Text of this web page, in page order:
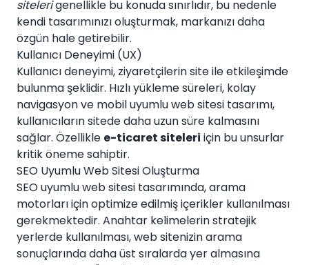
sitelerigenellikle bu konuda sınırlıdır, bu nedenle
kendi tasarımınızı oluşturmak, markanızı daha
özgün hale getirebilir.
Kullanıcı Deneyimi (UX)
Kullanıcı deneyimi, ziyaretçilerin site ile etkileşimde
bulunma şeklidir. Hızlı yükleme süreleri, kolay
navigasyon ve mobil uyumlu web sitesi tasarımı,
kullanıcıların sitede daha uzun süre kalmasını
sağlar. Özellikle e-ticaret siteleri için bu unsurlar
kritik öneme sahiptir.
SEO Uyumlu Web Sitesi Oluşturma
SEO uyumlu web sitesi tasarımında, arama
motorları için optimize edilmiş içerikler kullanılması
gerekmektedir. Anahtar kelimelerin stratejik
yerlerde kullanılması, web sitenizin arama
sonuçlarında daha üst sıralarda yer almasına